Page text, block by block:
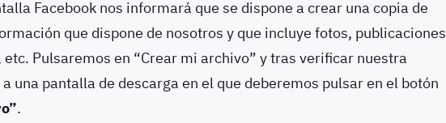
Facebook nos informará que se dispone a crear una copia de
que dispone de nosotros y que incluye fotos, publicaciones
Pulsaremos en “Crear mi archivo” y tras verificar nuestra
una pantalla de descarga en el que deberemos pulsar en el botón
.